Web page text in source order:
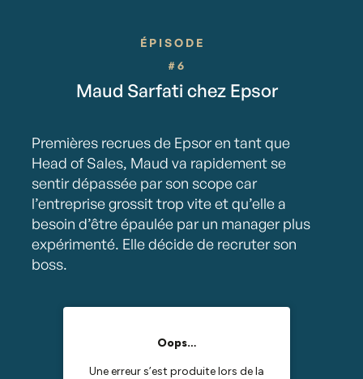
ÉPISODE
#6
Maud Sarfati chez Epsor
Premières recrues de Epsor en tant que
Head of Sales, Maud va rapidement se
sentir dépassée par son scope car
l’entreprise grossit trop vite et qu’elle a
besoin d’être épaulée par un manager plus
expérimenté. Elle décide de recruter son
boss.